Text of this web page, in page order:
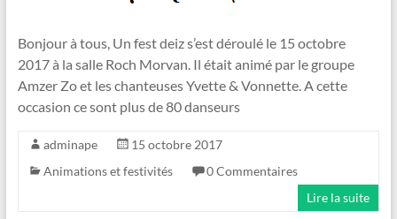
Bonjour à tous, Un fest deiz s’est déroulé le 15 octobre
2017 à la salle Roch Morvan. Il était animé par le groupe
Amzer Zo et les chanteuses Yvette & Vonnette. A cette
occasion ce sont plus de 80 danseurs
adminape
15 octobre 2017
Animations et festivités
0 Commentaires
Lire la suite